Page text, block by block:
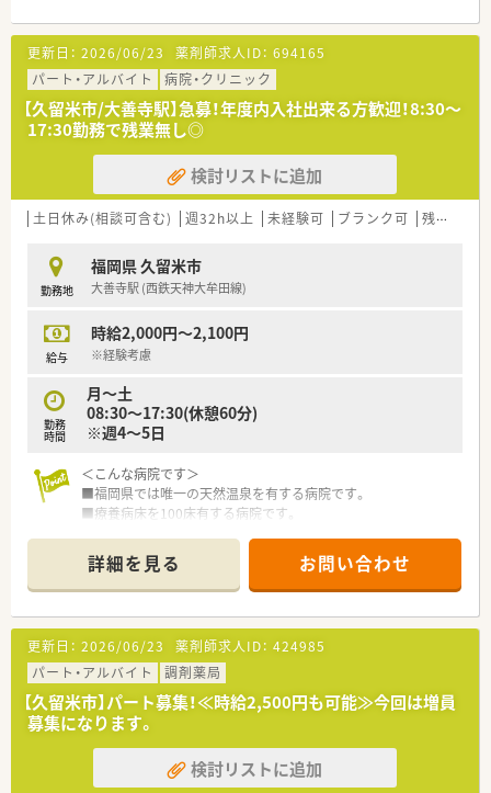
更新日： 2026/06/23 薬剤師求人ID： 694165
パート・アルバイト
病院・クリニック
【久留米市/大善寺駅】急募！年度内入社出来る方歓迎！8:30～
17:30勤務で残業無し◎
検討リストに追加
土日休み(相談可含む) 週32h以上 未経験可 ブランク可 残業なし(ほぼなし含む)
勤務地
福岡県 久留米市
大善寺駅 (西鉄天神大牟田線)
給与
時給2,000円～2,100円
※経験考慮
勤務
時間
月～土
08:30～17:30(休憩60分)
※週4～5日
＜こんな病院です＞
■福岡県では唯一の天然温泉を有する病院です。
■療養病床を100床有する病院です。
■院内勉強会も実施しスキルアップを行っております。
詳細を見る お問い合わせ
更新日： 2026/06/23 薬剤師求人ID： 424985
パート・アルバイト
調剤薬局
【久留米市】パート募集！≪時給2,500円も可能≫今回は増員
募集になります。
検討リストに追加